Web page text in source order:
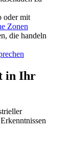
oder mit
Zonen
die handeln
in Ihr